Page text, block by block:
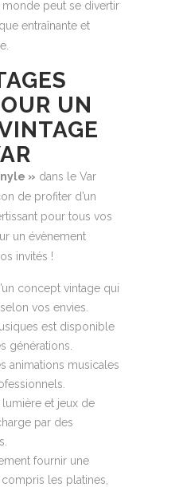
peut se divertir
entraînante et
UN
» dans le Var
de profiter d’un
pour tous vos
un évènement
invités !
concept vintage qui
vos envies.
est disponible
générations.
animations musicales
, lumière et jeux de
par des
fournir une
compris les platines,